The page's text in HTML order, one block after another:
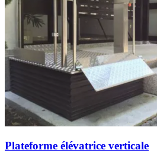
Plateforme élévatrice verticale